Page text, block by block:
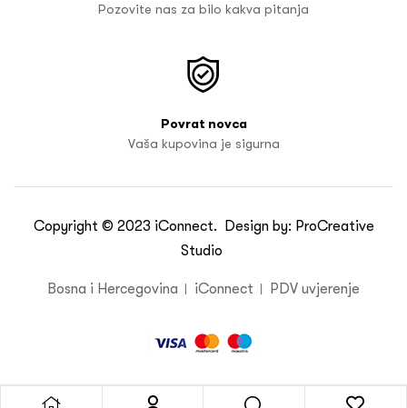
Pozovite nas za bilo kakva pitanja
Povrat novca
Vaša kupovina je sigurna
Copyright © 2023 iConnect. Design by: ProCreative
Studio
Bosna i Hercegovina iConnect PDV uvjerenje